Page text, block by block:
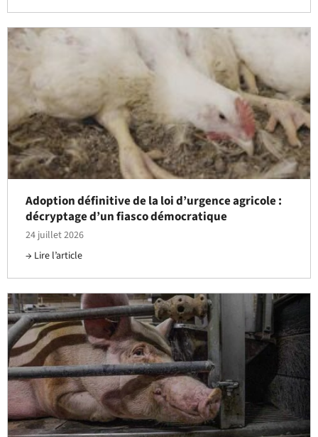
Adoption définitive de la loi d’urgence agricole :
décryptage d’un fiasco démocratique
24 juillet 2026
Lire l’article